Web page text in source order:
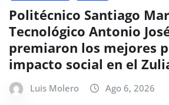
Politécnico Santiago
Tecnológico Antonio
premiaron los mejores
impacto social en el
Luis Molero Ago 6, 2026